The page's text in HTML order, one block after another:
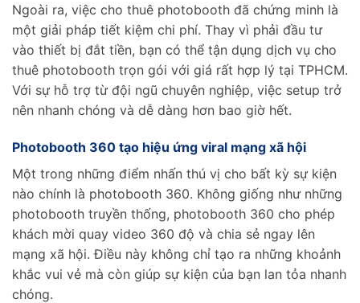
Ngoài ra, việc cho thuê photobooth đã chứng minh là
một giải pháp tiết kiệm chi phí. Thay vì phải đầu tư
vào thiết bị đắt tiền, bạn có thể tận dụng dịch vụ cho
thuê photobooth trọn gói với giá rất hợp lý tại TPHCM.
Với sự hỗ trợ từ đội ngũ chuyên nghiệp, việc setup trở
nên nhanh chóng và dễ dàng hơn bao giờ hết.
Photobooth 360 tạo hiệu ứng viral mạng xã hội
Một trong những điểm nhấn thú vị cho bất kỳ sự kiện
nào chính là photobooth 360. Không giống như những
photobooth truyền thống, photobooth 360 cho phép
khách mời quay video 360 độ và chia sẻ ngay lên
mạng xã hội. Điều này không chỉ tạo ra những khoảnh
khắc vui vẻ mà còn giúp sự kiện của bạn lan tỏa nhanh
chóng.